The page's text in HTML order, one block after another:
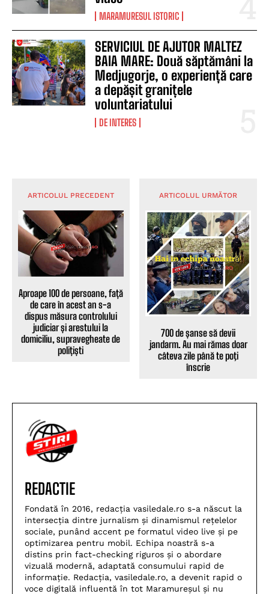
MARAMURESUL ISTORIC
SERVICIUL DE AJUTOR MALTEZ
BAIA MARE: Două săptămâni la
Medjugorje, o experiență care
a depășit granițele
voluntariatului
DE INTERES
ARTICOLUL PRECEDENT
Aproape 100 de persoane, față
de care în acest an s-a
dispus măsura controlului
judiciar și arestului la
domiciliu, supravegheate de
polițiști
ARTICOLUL URMĂTOR
700 de șanse să devii
jandarm. Au mai rămas doar
câteva zile până te poţi
înscrie
REDACTIE
Fondată în 2016, redacția vasiledale.ro s-a născut la
intersecția dintre jurnalism și dinamismul rețelelor
sociale, punând accent pe formatul video live și pe
optimizarea pentru mobil. Echipa noastră s-a
distins prin fact-checking riguros și o abordare
vizuală modernă, adaptată consumului rapid de
informație. Redacția, vasiledale.ro, a devenit rapid o
voce digitală influentă în tot Maramureșul și nu